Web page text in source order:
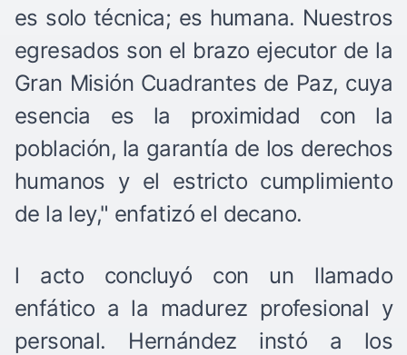
es solo técnica; es humana. Nuestros
egresados son el brazo ejecutor de la
Gran Misión Cuadrantes de Paz, cuya
esencia es la proximidad con la
población, la garantía de los derechos
humanos y el estricto cumplimiento
de la ley," enfatizó el decano.
l acto concluyó con un llamado
enfático a la madurez profesional y
personal. Hernández instó a los